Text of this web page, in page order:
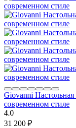
Giovanni Настольная
современном стиле
4.0
31 200 ₽